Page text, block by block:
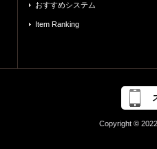
おすすめシステム
Item Ranking
Copyright ©